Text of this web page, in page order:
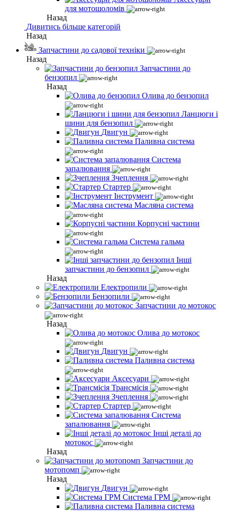
для мотошоломів
Назад
Дивитись більше категорій
Назад
Запчастини до садової техніки
Назад
Запчастини до
бензопил
Назад
Олива до бензопил
Ланцюги і
шини для бензопил
Двигун
Паливна система
Система
запалювання
Зчеплення
Стартер
Інструмент
Масляна система
Корпусні частини
Система гальма
Інші
запчастини до бензопил
Назад
Електропили
Бензопили
Запчастини до мотокос
Назад
Олива до мотокос
Двигун
Паливна система
Аксесуари
Трансмісія
Зчеплення
Стартер
Система
запалювання
Інші деталі до
мотокос
Назад
Запчастини до
мотопомп
Назад
Двигун
Система ГРМ
Паливна система